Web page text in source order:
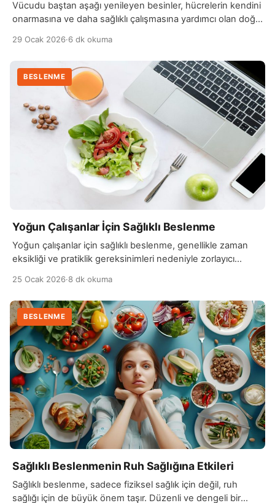
Vücudu baştan aşağı yenileyen besinler, hücrelerin kendini
onarmasına ve daha sağlıklı çalışmasına yardımcı olan doğal
bakımından zengindir ve bağışıklık sistemini destekleyerek
hastalıklara karşı direnci artırır. Düzenli ve dengeli
tüketildiklerinde enerji seviyesini yükseltir, yorgunluk hissini
azaltır ve genel yaşam kalitesini olumlu yönde etkiler.
Sebze ve meyveler bu yenilenme sürecinin […]
29 Ocak 2026·6 dk okuma
BESLENME
Yoğun Çalışanlar İçin Sağlıklı Beslenme
Yoğun çalışanlar için sağlıklı beslenme, genellikle zaman
eksikliği ve pratiklik gereksinimleri nedeniyle zorlayıcı
doğru beslenme alışkanlıkları sağlığı korumak ve enerji
seviyelerini yüksek tutmak için çok önemlidir. Bu nedenle,
hızlı, pratik ve besleyici öğünler hazırlamak anahtar rol
oynar. Örneğin, önceden hazırlanan sağlıklı atıştırmalıklar ve
öğünler, iş yerinde […]
25 Ocak 2026·8 dk okuma
BESLENME
Sağlıklı Beslenmenin Ruh Sağlığına Etkileri
Sağlıklı beslenme, sadece fiziksel sağlık için değil, ruh
sağlığı için de büyük önem taşır. Düzenli ve dengeli bir